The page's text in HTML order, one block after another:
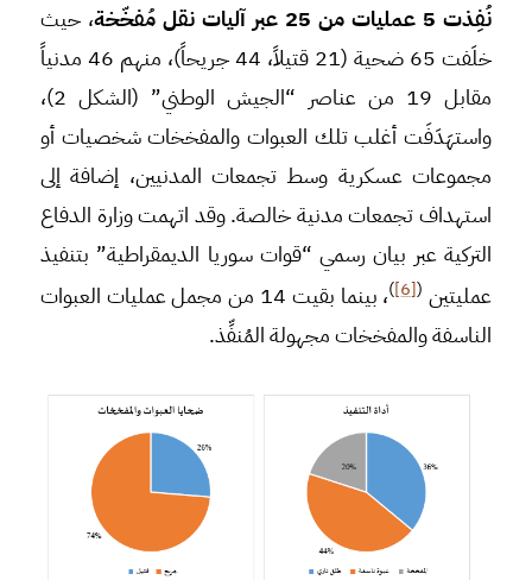
نُفِذت 5 عمليات من 25 عبر آليات نقل مُفخّخة
، حيث
خلَفت 65 ضحية (21 قتيلاً، 44 جريحاً)، منهم 46 مدنياً
مقابل 19 من عناصر “الجيش الوطني” (الشكل 2)،
واستهَدَفَت أغلب تلك العبوات والمفخخات شخصيات أو
مجموعات عسكرية وسط تجمعات المدنيين، إضافة إلى
استهداف تجمعات مدنية خالصة. وقد اتهمت وزارة الدفاع
التركية عبر بيان رسمي “قوات سوريا الديمقراطية” بتنفيذ
عمليتين (
[6]
)
، بينما بقيت 14 من مجمل عمليات العبوات
الناسفة والمفخخات مجهولة المُنفِّذ.